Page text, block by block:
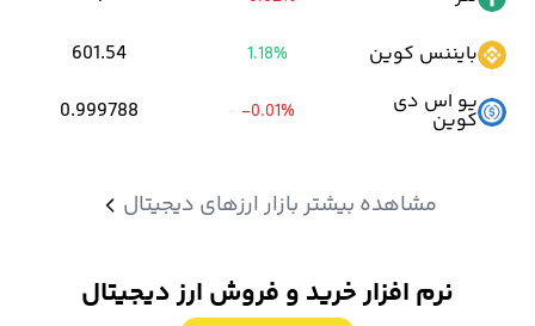
اما توجه داشته باشید که خرید و فروش ارزهای دیجیتال در این صرافی
مانند تمام پلتفرم های دیگر مشمول کارمزد است.
بایننس کوین
1.18%
601.54
یو اس دی
کوین -0.01%
0.999788
مشاهده بیشتر بازار ارزهای دیجیتال
نرم افزار خرید و فروش ارز دیجیتال